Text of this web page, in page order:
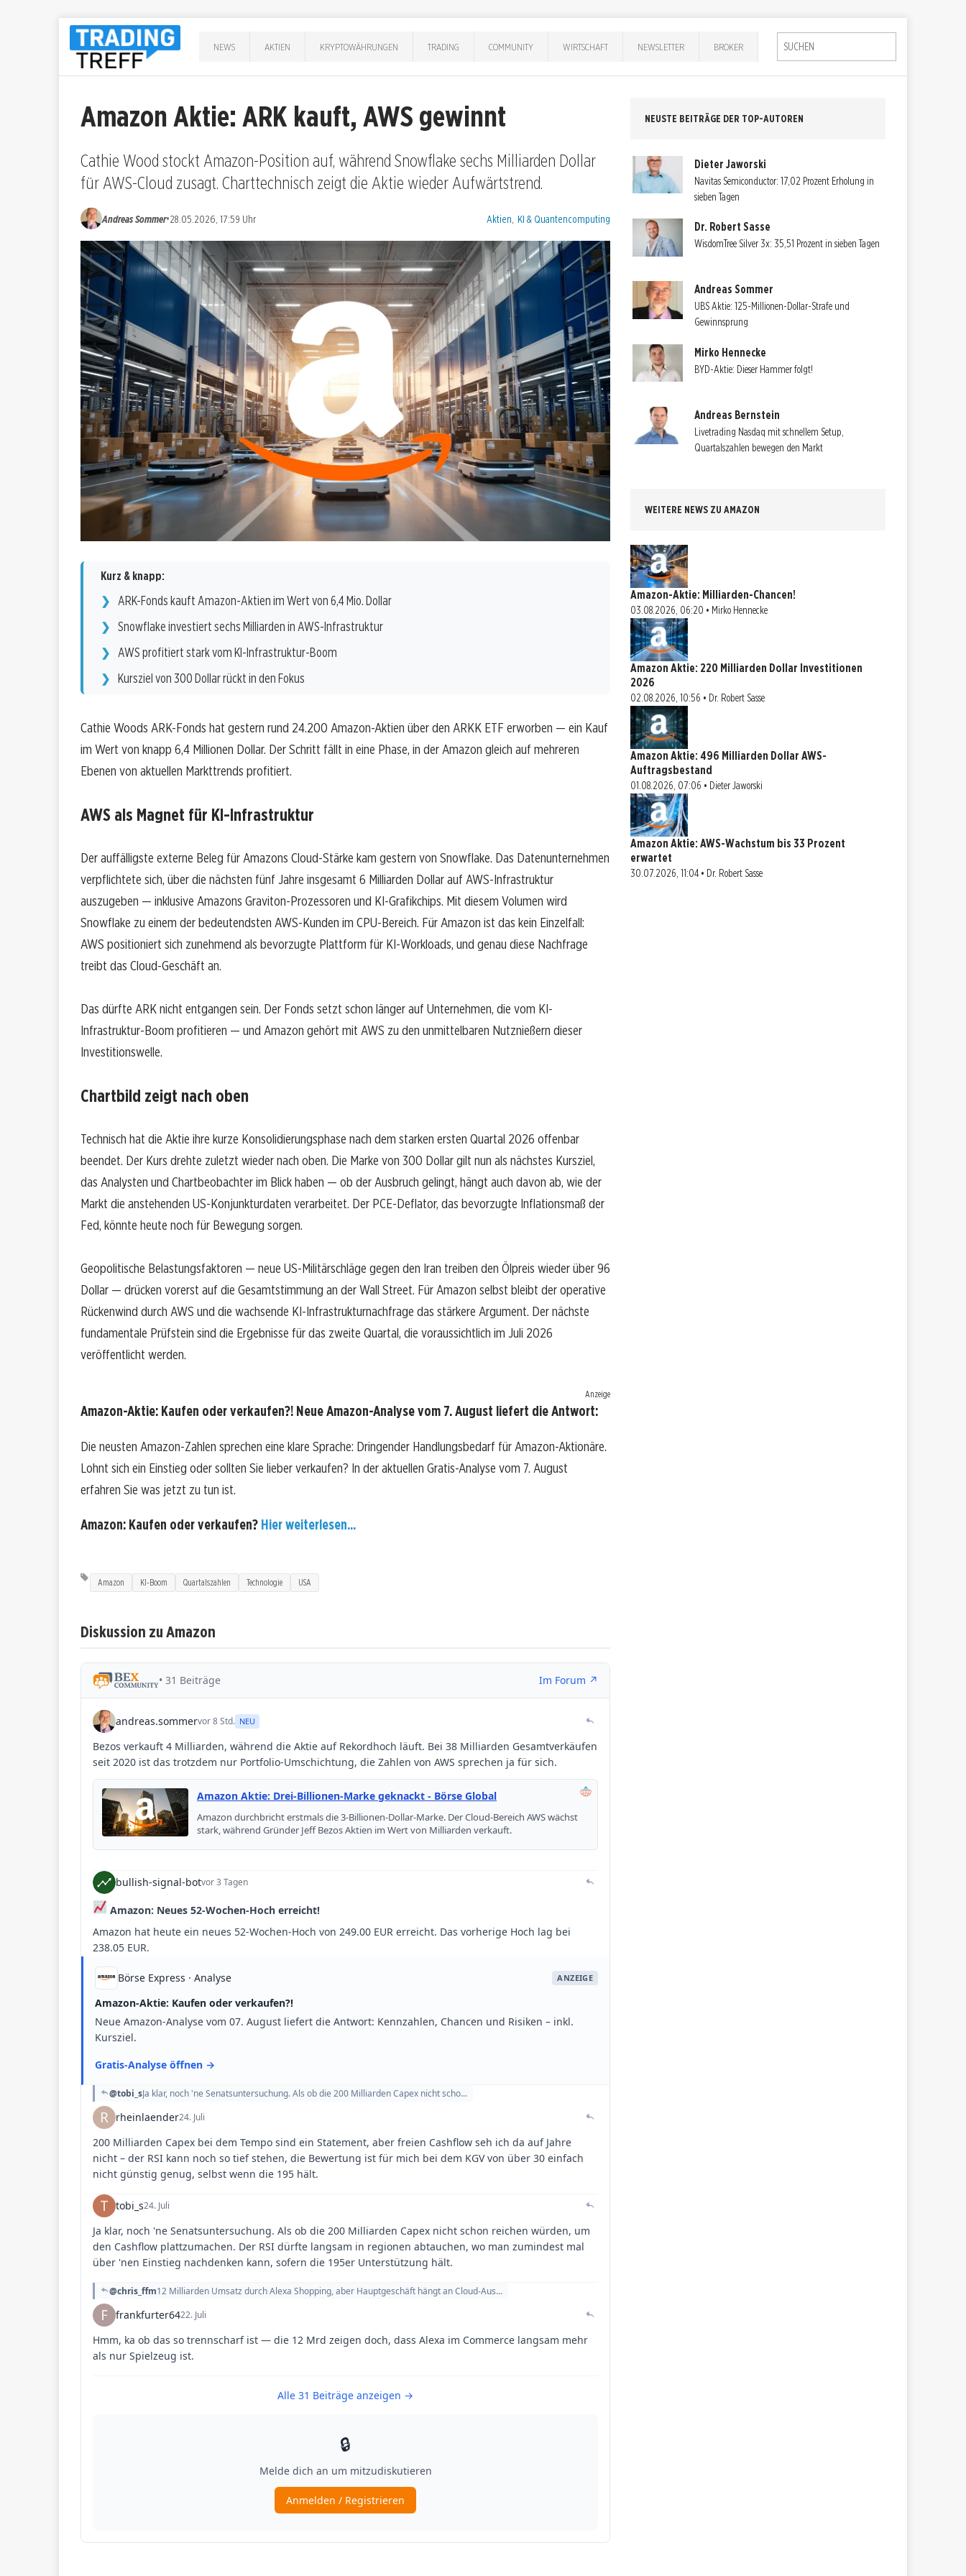
NEWS AKTIEN KRYPTOWÄHRUNGEN TRADING COMMUNITY WIRTSCHAFT NEWSLETTER BROKER
Amazon Aktie: ARK kauft, AWS gewinnt
Cathie Wood stockt Amazon-Position auf, während Snowflake sechs Milliarden Dollar
für AWS-Cloud zusagt. Charttechnisch zeigt die Aktie wieder Aufwärtstrend.
Andreas Sommer•28.05.2026, 17:59 Uhr Kategorien:
Aktien KI & Quantencomputing
Kurz & knapp:
ARK-Fonds kauft Amazon-Aktien im Wert von 6,4 Mio. Dollar
Snowflake investiert sechs Milliarden in AWS-Infrastruktur
AWS profitiert stark vom KI-Infrastruktur-Boom
Kursziel von 300 Dollar rückt in den Fokus
Cathie Woods ARK-Fonds hat gestern rund 24.200 Amazon-Aktien über den ARKK ETF erworben — ein Kauf
im Wert von knapp 6,4 Millionen Dollar. Der Schritt fällt in eine Phase, in der Amazon gleich auf mehreren
Ebenen von aktuellen Markttrends profitiert.
AWS als Magnet für KI-Infrastruktur
Der auffälligste externe Beleg für Amazons Cloud-Stärke kam gestern von Snowflake. Das Datenunternehmen
verpflichtete sich, über die nächsten fünf Jahre insgesamt 6 Milliarden Dollar auf AWS-Infrastruktur
auszugeben — inklusive Amazons Graviton-Prozessoren und KI-Grafikchips. Mit diesem Volumen wird
Snowflake zu einem der bedeutendsten AWS-Kunden im CPU-Bereich. Für Amazon ist das kein Einzelfall:
AWS positioniert sich zunehmend als bevorzugte Plattform für KI-Workloads, und genau diese Nachfrage
treibt das Cloud-Geschäft an.
Das dürfte ARK nicht entgangen sein. Der Fonds setzt schon länger auf Unternehmen, die vom KI-
Infrastruktur-Boom profitieren — und Amazon gehört mit AWS zu den unmittelbaren Nutznießern dieser
Investitionswelle.
Chartbild zeigt nach oben
Technisch hat die Aktie ihre kurze Konsolidierungsphase nach dem starken ersten Quartal 2026 offenbar
beendet. Der Kurs drehte zuletzt wieder nach oben. Die Marke von 300 Dollar gilt nun als nächstes Kursziel,
das Analysten und Chartbeobachter im Blick haben — ob der Ausbruch gelingt, hängt auch davon ab, wie der
Markt die anstehenden US-Konjunkturdaten verarbeitet. Der PCE-Deflator, das bevorzugte Inflationsmaß der
Fed, könnte heute noch für Bewegung sorgen.
Geopolitische Belastungsfaktoren — neue US-Militärschläge gegen den Iran treiben den Ölpreis wieder über 96
Dollar — drücken vorerst auf die Gesamtstimmung an der Wall Street. Für Amazon selbst bleibt der operative
Rückenwind durch AWS und die wachsende KI-Infrastrukturnachfrage das stärkere Argument. Der nächste
fundamentale Prüfstein sind die Ergebnisse für das zweite Quartal, die voraussichtlich im Juli 2026
veröffentlicht werden.
Anzeige
Amazon-Aktie: Kaufen oder verkaufen?! Neue Amazon-Analyse vom 7. August liefert die Antwort:
Die neusten Amazon-Zahlen sprechen eine klare Sprache: Dringender Handlungsbedarf für Amazon-Aktionäre.
Lohnt sich ein Einstieg oder sollten Sie lieber verkaufen? In der aktuellen Gratis-Analyse vom 7. August
erfahren Sie was jetzt zu tun ist.
Amazon: Kaufen oder verkaufen? Hier weiterlesen...
Amazon KI-Boom Quartalszahlen Technologie USA
Diskussion zu Amazon
NEUSTE BEITRÄGE DER TOP-AUTOREN
Dieter Jaworski
Navitas Semiconductor: 17,02 Prozent Erholung in
sieben Tagen
Dr. Robert Sasse
WisdomTree Silver 3x: 35,51 Prozent in sieben Tagen
Andreas Sommer
UBS Aktie: 125-Millionen-Dollar-Strafe und
Gewinnsprung
Mirko Hennecke
BYD-Aktie: Dieser Hammer folgt!
Andreas Bernstein
Livetrading Nasdaq mit schnellem Setup,
Quartalszahlen bewegen den Markt
WEITERE NEWS ZU AMAZON
Amazon-Aktie: Milliarden-Chancen!
03.08.2026, 06:20 • Mirko Hennecke
Amazon Aktie: 220 Milliarden Dollar Investitionen
2026
02.08.2026, 10:56 • Dr. Robert Sasse
Amazon Aktie: 496 Milliarden Dollar AWS-
Auftragsbestand
01.08.2026, 07:06 • Dieter Jaworski
Amazon Aktie: AWS-Wachstum bis 33 Prozent
erwartet
30.07.2026, 11:04 • Dr. Robert Sasse